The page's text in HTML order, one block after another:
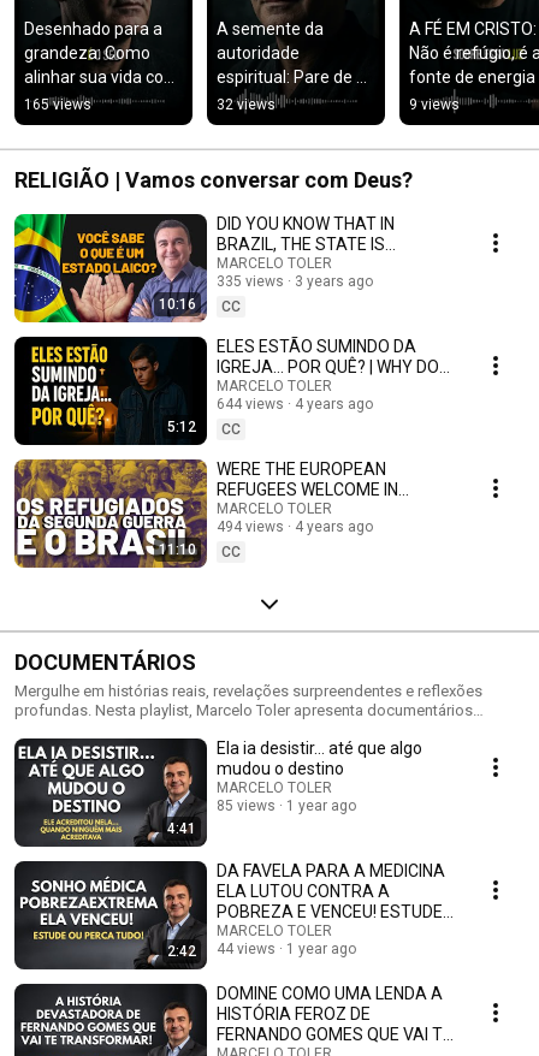
Desenhado para a
grandeza: Como
alinhar sua vida com
a justiça e a
autoridade do
criador
165 views
A semente da
autoridade
espiritual: Pare de
pedir permissão
para prosperar e
comece a exigir
32 views
A FÉ EM CRISTO:
Não é refúgio, é
fonte de energia
elite que vence
batalhas mais
difíceis
9 views
RELIGIÃO | Vamos conversar com Deus?
10:16
DID YOU KNOW THAT IN
BRAZIL, THE STATE IS
LAYOUT? KNOWLEDGE
MARCELO TOLER
335 views
3 years ago
CC
5:12
ELES ESTÃO SUMINDO DA
IGREJA... POR QUÊ? | WHY DO
YOUNG PEOPLE LEAVE THE
CHURCH?
MARCELO TOLER
644 views
4 years ago
CC
11:10
WERE THE EUROPEAN
REFUGEES WELCOME IN
BRAZIL?
MARCELO TOLER
494 views
4 years ago
CC
DOCUMENTÁRIOS
Mergulhe em histórias reais, revelações surpreendentes e reflexões
profundas. Nesta playlist, Marcelo Toler apresenta documentários
Prepare-se para enxergar o mundo com outros olhos.
4:41
Ela ia desistir… até que algo
mudou o destino
MARCELO TOLER
85 views
1 year ago
2:42
DA FAVELA PARA A MEDICINA
ELA LUTOU CONTRA A
POBREZA E VENCEU! ESTUDE
AGORA OU DESISTA PARA
SEMPRE!
MARCELO TOLER
44 views
1 year ago
DOMINE COMO UMA LENDA A
HISTÓRIA FEROZ DE
FERNANDO GOMES QUE VAI TE